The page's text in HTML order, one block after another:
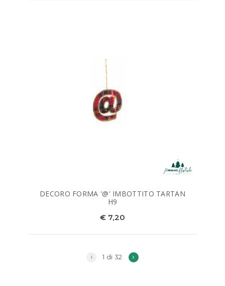
DECORO FORMA '@' IMBOTTITO TARTAN
H9
€ 7,20
‹ 1 di 32 ›